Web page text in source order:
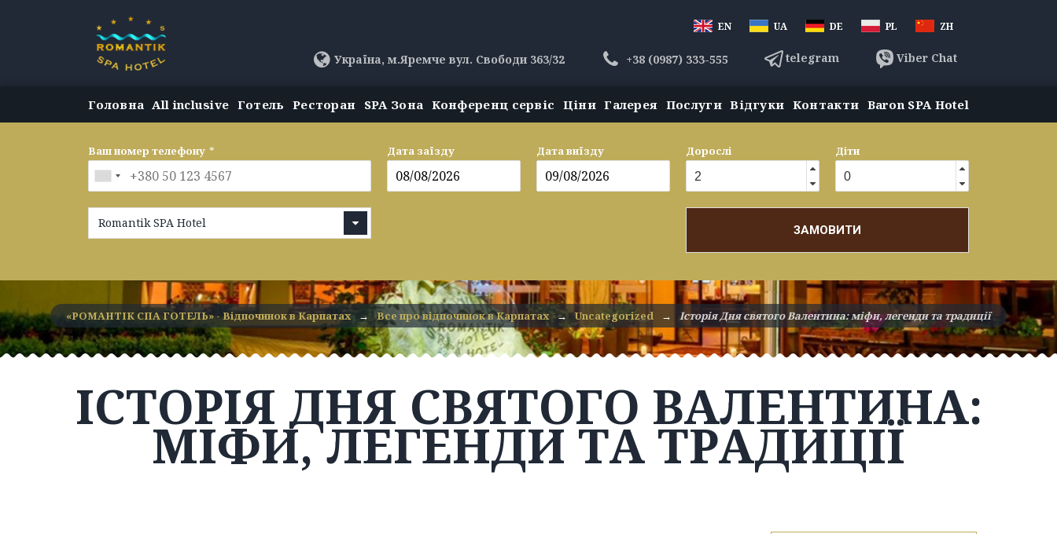
EN UA DE PL ZH
Україна, м.Яремче вул. Свободи 363/32 +38 (0987) 333-555 telegram Viber Chat
Головна All inclusive Готель Ресторан SPA Зона Конференц сервіс Ціни Галерея Послуги Відгуки Контакти Baron SPA Hotel
Ваш номер телефону *
Romantik SPA Hotel
Дата заїзду Дата виїзду Дорослі Діти
ЗАМОВИТИ
«РОМАНТІК СПА ГОТЕЛЬ» - Відпочинок в Карпатах → Все про відпочинок в Карпатах → Uncategorized → Історія Дня святого Валентина: міфи, легенди та традиції
ІСТОРІЯ ДНЯ СВЯТОГО ВАЛЕНТИНА:
МІФИ, ЛЕГЕНДИ ТА ТРАДИЦІЇ